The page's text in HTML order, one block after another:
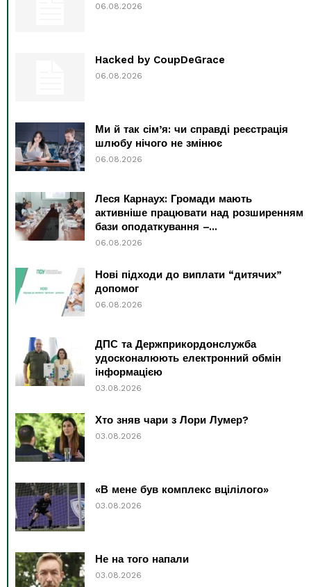
06.08.2026
Hacked by CoupDeGrace
06.08.2026
Ми й так сім’я: чи справді реєстрація
шлюбу нічого не змінює
06.08.2026
Леся Карнаух: Громади мають
активніше працювати над розширенням
бази оподаткування –...
06.08.2026
Нові підходи до виплати “дитячих”
допомог
06.08.2026
ДПС та Держприкордонслужба
удосконалюють електронний обмін
інформацією
03.08.2026
Хто зняв чари з Лори Лумер?
03.08.2026
«В мене був комплекс вцілілого»
03.08.2026
Не на того напали
03.08.2026